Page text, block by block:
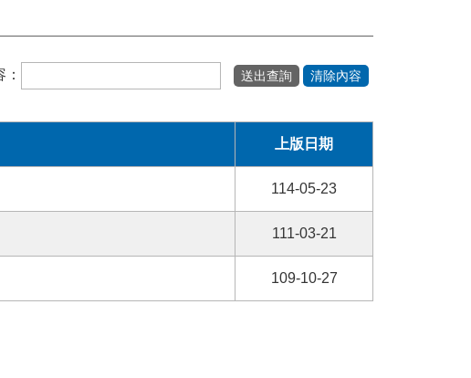
上版日期
114-05-23
111-03-21
109-10-27